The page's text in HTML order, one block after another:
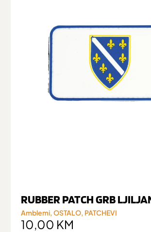
RUBBER PATCH GRB
Amblemi,OSTALO, PATCHEVI
10,00 KM